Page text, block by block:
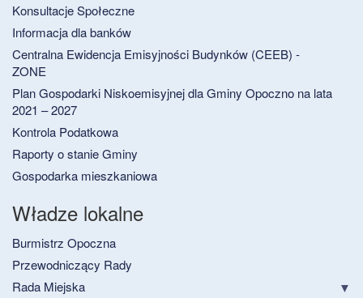
Konsultacje Społeczne
Informacja dla banków
Centralna Ewidencja Emisyjności Budynków (CEEB) -
ZONE
Plan Gospodarki Niskoemisyjnej dla Gminy Opoczno na lata
2021 – 2027
Kontrola Podatkowa
Raporty o stanie Gminy
Gospodarka mieszkaniowa
Władze lokalne
Burmistrz Opoczna
Przewodniczący Rady
Rada Miejska